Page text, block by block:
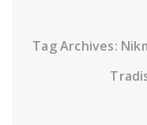
Tag Archives: